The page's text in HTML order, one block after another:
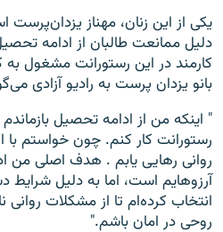
یکی از این زنان، مهناز
دلیل ممانعت طالبان از ادامه
کارمند در این رستورانت مشغول
بانو یزدان پرست به رادیو آزادی
" اینکه من از ادامه تحصیل
رستورانت کار کنم. چون خواستم
روانی رهایی یابم . هدف اصلی من
آرزوهایم است، اما به دلیل شرایط
انتخاب کرده‌ام تا از مشکلات روانی
روحی در امان باشم."